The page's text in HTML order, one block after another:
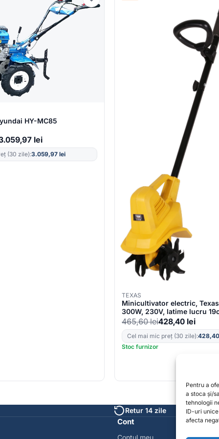
Pentru a
a stoca și/
tehnologii
ID-uri
afecta
HY-MC85
lei
(30 zile):3.059,97 lei
TEXAS
Minicultivator electric,
300W, 230V, latime lucru
lucru 15cm
465,60lei428,40 lei
Cel mai mic preț (30 zile):428,40
Stoc furnizor
Retur 14 zile
Cont
Contul meu